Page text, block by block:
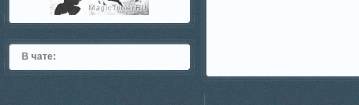
В чате: